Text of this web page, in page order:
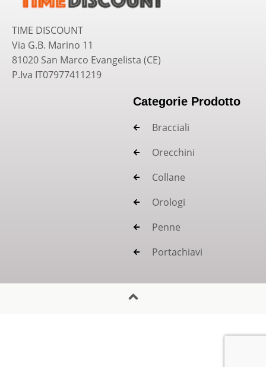
TIME DISCOUNT
Via G.B. Marino 11
81020 San Marco Evangelista (CE)
P.Iva IT07977411219
Categorie Prodotto
Bracciali
Orecchini
Collane
Orologi
Penne
Portachiavi